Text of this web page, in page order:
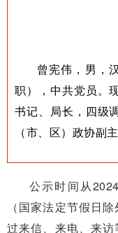
曾宪伟，男，
职），中共党员。
书记、局长，四级
（市、区）政协副
公示时间从
（国家法定节假日
过来信、来电、来